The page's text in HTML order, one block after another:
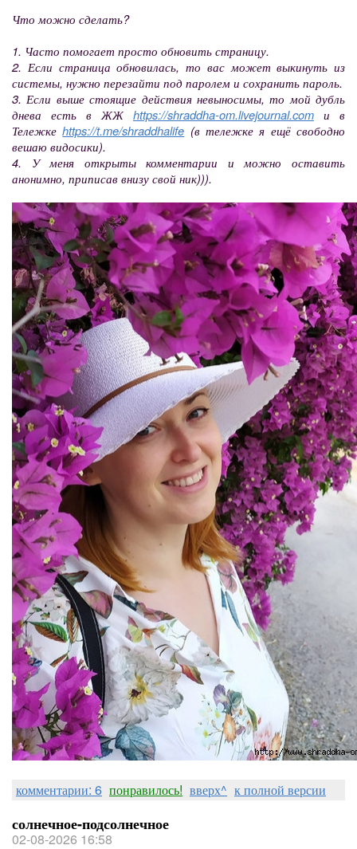
Что можно сделать?
1. Часто помогает просто обновить страницу.
2. Если страница обновилась, то вас может выкинуть из
системы, нужно перезайти под паролем и сохранить пароль.
3. Если выше стоящие действия невыносимы, то мой дубль
днева есть в ЖЖ https://shraddha-om.livejournal.com и в
Тележкеhttps://t.me/shraddhalife (в тележке я ещё свободно
вешаю видосики).
4. У меня открыты комментарии и можно оставить
анонимно, приписав внизу свой ник))).
комментарии: 6 понравилось! вверх^ к полной версии
солнечное-подсолнечное
02-08-2026 16:58